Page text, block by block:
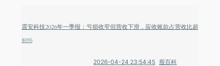
震安科技2026年一季报：亏损收窄但营收下滑，应收账款占营收比超
80%
2026-04-24 23:54:45 股百科